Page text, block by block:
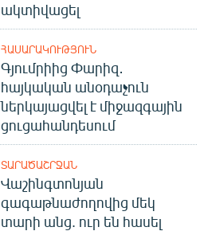
ակտիվացել
ՀԱՍԱՐԱԿՈՒԹՅՈՒՆ
Գյումրիից Փարիզ․
հայկական անօդաչուն
ներկայացվել է միջազգային
ցուցահանդեսում
ՏԱՐԱԾԱՇՐՋԱՆ
Վաշինգտոնյան
գագաթնաժողովից մեկ
տարի անց. ուր են հասել